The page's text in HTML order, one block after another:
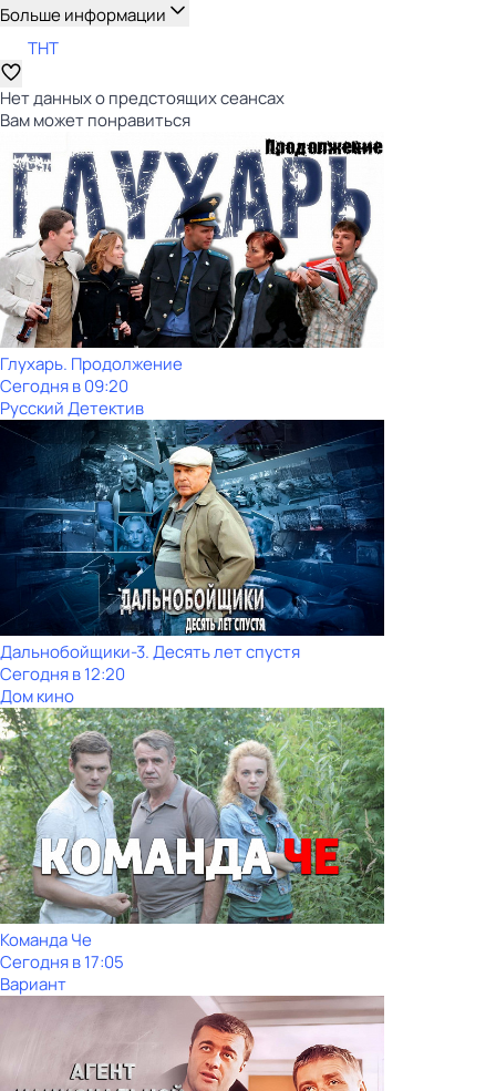
Больше информации
ТНТ
Нет данных о предстоящих сеансах
Вам может понравиться
Глухарь. Продолжение
Сегодня в 09:20
Русский Детектив
Дальнобойщики-3. Десять лет спустя
Сегодня в 12:20
Дом кино
Команда Че
Сегодня в 17:05
Вариант